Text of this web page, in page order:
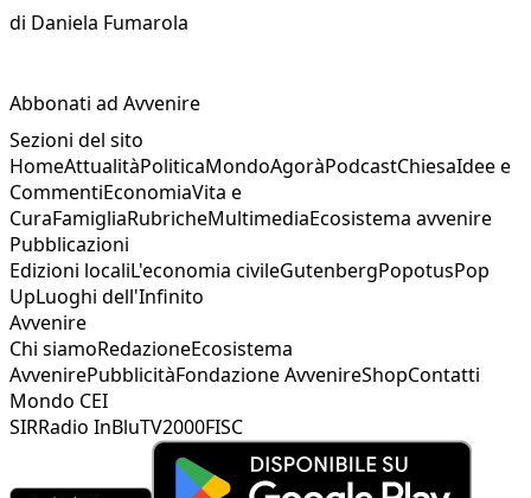
di Daniela Fumarola
Abbonati ad Avvenire
Sezioni del sito
HomeAttualitàPoliticaMondoAgoràPodcastChiesaIdee e
CommentiEconomiaVita e
CuraFamigliaRubricheMultimediaEcosistema avvenire
Pubblicazioni
Edizioni localiL'economia civileGutenbergPopotusPop
UpLuoghi dell'Infinito
Avvenire
Chi siamoRedazioneEcosistema
AvvenirePubblicitàFondazione AvvenireShopContatti
Mondo CEI
SIRRadio InBluTV2000FISC